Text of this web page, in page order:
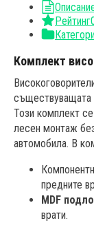
Рейтинг
Комплект
съществуващата
Този комплект се
лесен монтаж
автомобила. В
предните
MDF
врати.